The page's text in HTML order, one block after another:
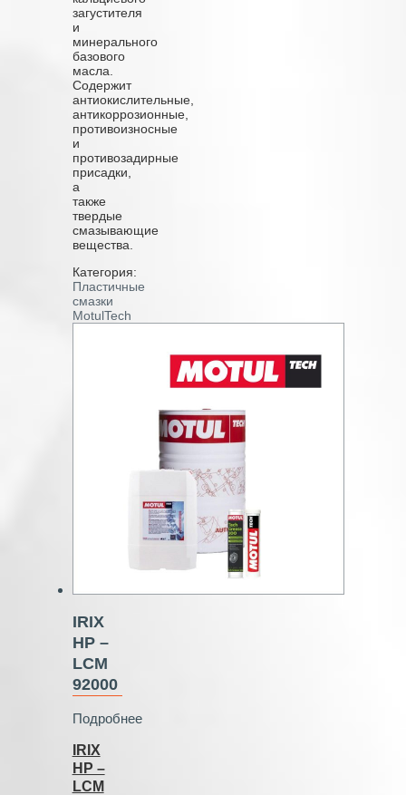
загустителя
и
минерального
базового
масла.
Содержит
антиокислительные,
антикоррозионные,
противоизносные
и
противозадирные
присадки,
а
также
твердые
смазывающие
вещества.
Категория:
Пластичные
смазки
MotulTech
IRIX
HP –
LCM
92000
Подробнее
IRIX
HP –
LCM